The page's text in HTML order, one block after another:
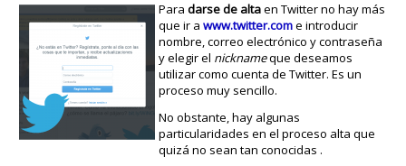
Para darse de altaen Twitter no hay más
que ir a www.twitter.come introducir
nombre, correo electrónico y contraseña
y elegir el nicknameque deseamos
utilizar como cuenta de Twitter. Es un
proceso muy sencillo.
No obstante, hay algunas
particularidades en el proceso alta que
quizá no sean tan conocidas .